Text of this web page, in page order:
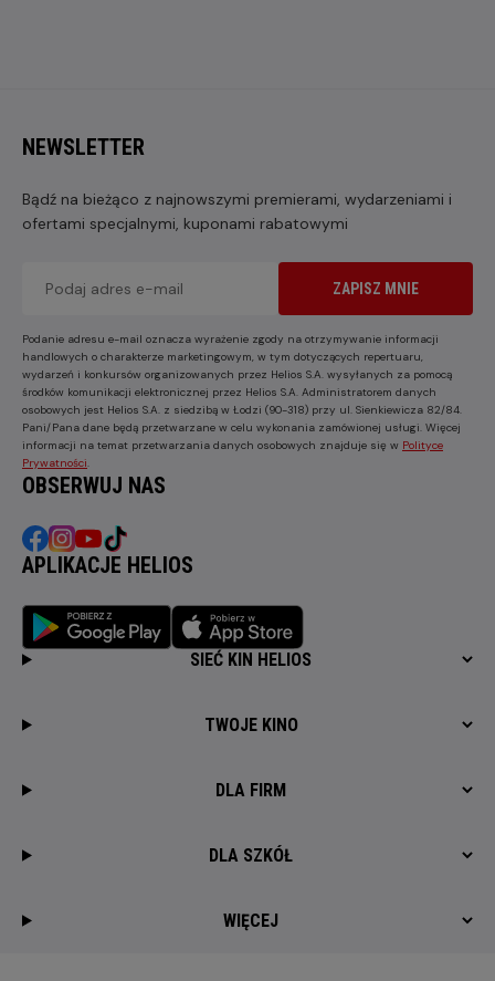
NEWSLETTER
Bądź na bieżąco z najnowszymi premierami, wydarzeniami i
ofertami specjalnymi, kuponami rabatowymi
ZAPISZ MNIE
Podanie adresu e-mail oznacza wyrażenie zgody na otrzymywanie informacji
handlowych o charakterze marketingowym, w tym dotyczących repertuaru,
wydarzeń i konkursów organizowanych przez Helios S.A. wysyłanych za pomocą
środków komunikacji elektronicznej przez Helios S.A. Administratorem danych
osobowych jest Helios S.A. z siedzibą w Łodzi (90-318) przy ul. Sienkiewicza 82/84.
Pani/Pana dane będą przetwarzane w celu wykonania zamówionej usługi. Więcej
informacji na temat przetwarzania danych osobowych znajduje się w Polityce
Prywatności.
OBSERWUJ NAS
APLIKACJE HELIOS
SIEĆ KIN HELIOS
TWOJE KINO
DLA FIRM
DLA SZKÓŁ
WIĘCEJ